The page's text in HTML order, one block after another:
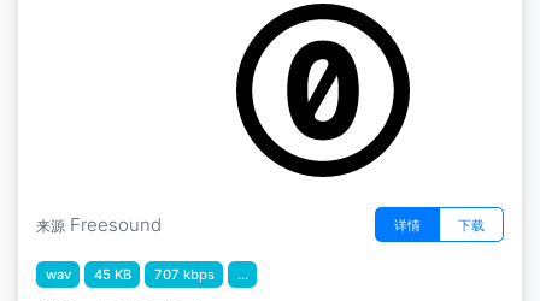
来源 Freesound 详情 下载
wav 45 KB 707 kbps ...